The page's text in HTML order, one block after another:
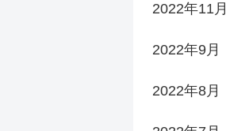
2022年11月
2022年9月
2022年8月